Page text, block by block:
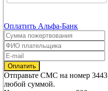
Оплатить Альфа-Банк
Отправьте СМС на номер 3443
любой суммой.